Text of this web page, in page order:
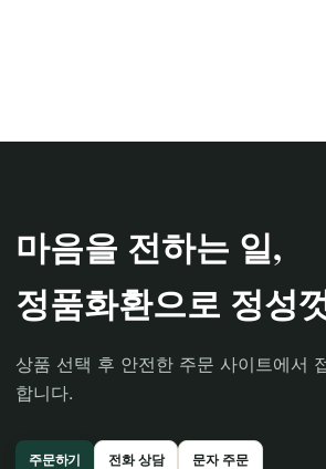
마음을 전하는 일,
정품화환으로 정성
상품 선택 후 안전한 주문 사이트에서
합니다.
주문하기 전화 상담 문자 주문